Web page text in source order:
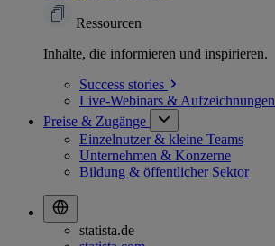
Ressourcen
Inhalte, die informieren und inspirieren.
Success stories
Live-Webinars & Aufzeichnungen
Preise & Zugänge
Einzelnutzer & kleine Teams
Unternehmen & Konzerne
Bildung & öffentlicher Sektor
statista.de